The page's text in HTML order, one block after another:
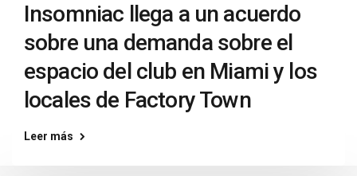
Insomniac llega a un acuerdo
sobre una demanda sobre el
espacio del club en Miami y los
locales de Factory Town
Leer más